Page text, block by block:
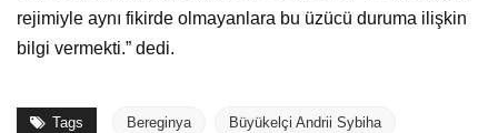
rejimiyle aynı fikirde olmayanlara bu üzücü duruma ilişkin
bilgi vermekti.” dedi.
Tags Bereginya Büyükelçi Andrii Sybiha